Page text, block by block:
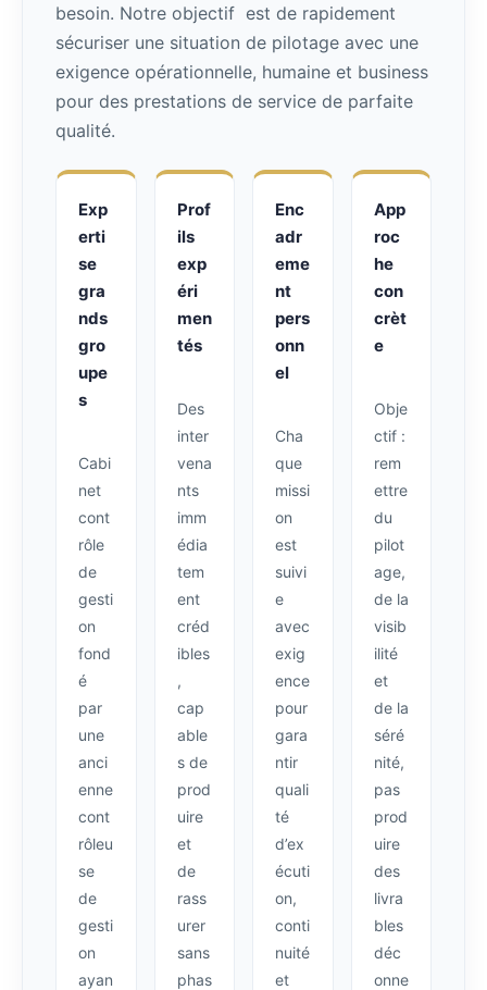
besoin. Notre objectif est de rapidement
sécuriser une situation de pilotage avec une
exigence opérationnelle, humaine et business
pour des prestations de service de parfaite
qualité.
Exp
erti
se
gra
nds
gro
upe
s
Cabi
net
cont
rôle
de
gesti
on
fond
é
par
une
anci
enne
cont
rôleu
se
de
gesti
on
ayan
Prof
ils
exp
éri
men
tés
Des
inter
vena
nts
imm
édia
tem
ent
créd
ibles
,
cap
able
s de
prod
uire
et
de
rass
urer
sans
phas
Enc
adr
eme
nt
pers
onn
el
Cha
que
missi
on
est
suivi
e
avec
exig
ence
pour
gara
ntir
quali
té
d’ex
écuti
on,
conti
nuité
et
App
roc
he
con
crèt
e
Obje
ctif :
rem
ettre
du
pilot
age,
de la
visib
ilité
et
de la
séré
nité,
pas
prod
uire
des
livra
bles
déc
onne